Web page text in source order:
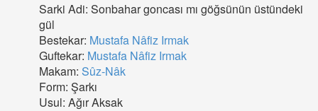
Sarki Adi: Sonbahar goncası mı göğsünün üstündeki
gül
Bestekar: Mustafa Nâfiz Irmak
Guftekar: Mustafa Nâfiz Irmak
Makam: Sûz-Nâk
Form: Şarkı
Usul: Ağır Aksak